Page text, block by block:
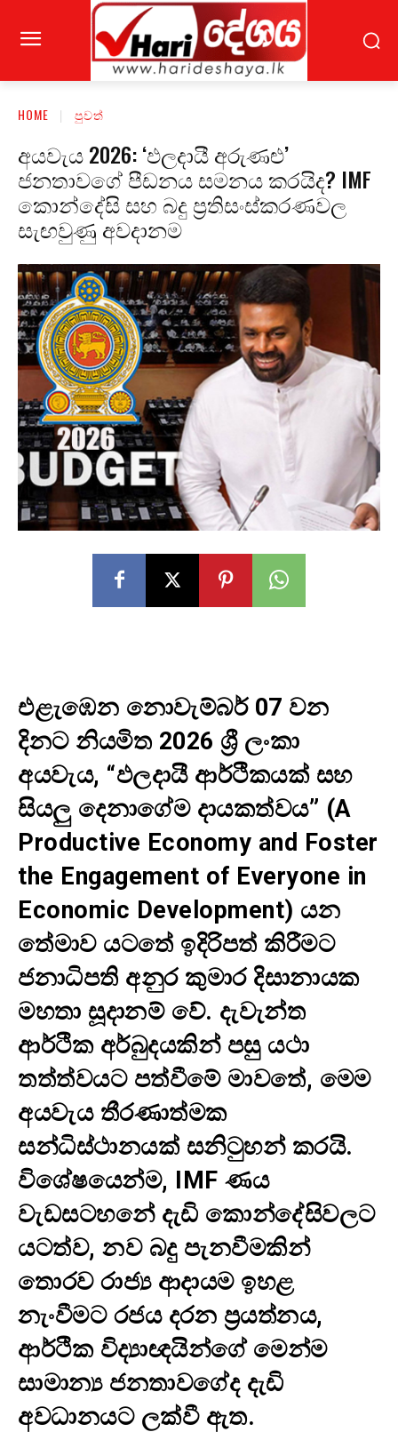
HOME පුවත්
අයවැය 2026: ‘ඵලදායී අරුණළු’
ජනතාවගේ පීඩනය සමනය කරයිද? IMF
කොන්දේසි සහ බදු ප්‍රතිසංස්කරණවල
සැඟවුණු අවදානම
එළැඹෙන නොවැම්බර් 07 වන
දිනට නියමිත 2026 ශ්‍රී ලංකා
අයවැය, “ඵලදායී ආර්ථිකයක් සහ
සියලු දෙනාගේම දායකත්වය” (A
Productive Economy and Foster
the Engagement of Everyone in
Economic Development) යන
තේමාව යටතේ ඉදිරිපත් කිරීමට
ජනාධිපති අනුර කුමාර දිසානායක
මහතා සූදානම් වේ. දැවැන්ත
ආර්ථික අර්බුදයකින් පසු යථා
තත්ත්වයට පත්වීමේ මාවතේ, මෙම
අයවැය තීරණාත්මක
සන්ධිස්ථානයක් සනිටුහන් කරයි.
විශේෂයෙන්ම, IMF ණය
වැඩසටහනේ දැඩි කොන්දේසිවලට
යටත්ව, නව බදු පැනවීමකින්
තොරව රාජ්‍ය ආදායම ඉහළ
නැංවීමට රජය දරන ප්‍රයත්නය,
ආර්ථික විද්‍යාඥයින්ගේ මෙන්ම
සාමාන්‍ය ජනතාවගේද දැඩි
අවධානයට ලක්වී ඇත.